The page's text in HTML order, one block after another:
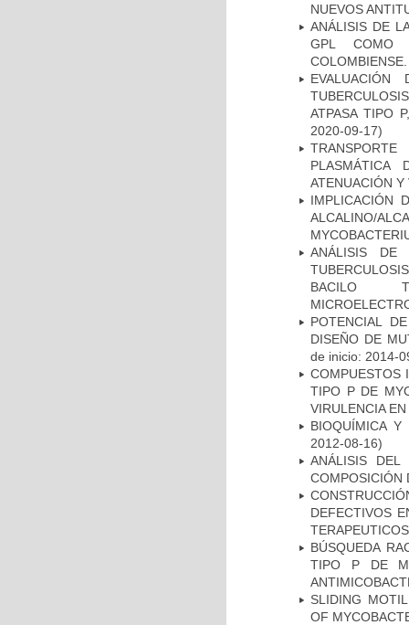
NUEVOS
ANÁLISIS DE
GPL COMO
COLOMBIENSE.
ATPASA TIPO
2020-09-17)
PLASMÁTICA
ATENUACIÓN Y
IMPLICACIÓN
ALCALINO/
ANÁLISIS DE
BACILO
POTENCIAL
DISEÑO DE
de inicio: 2014-
COMPUESTOS
TIPO P DE
VIRULENCIA
BIOQUÍMICA Y
2012-08-16)
ANÁLISIS DEL
COMPOSICIÓN
DEFECTIVOS
BÚSQUEDA
TIPO P DE
SLIDING
OF